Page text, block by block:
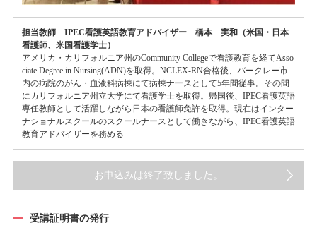
担当教師 IPEC看護英語教育アドバイザー 橋本 実和（米国・日本
看護師、米国看護学士）
アメリカ・カリフォルニア州のCommunity Collegeで看護教育を経てAsso
ciate Degree in Nursing(ADN)を取得。NCLEX-RN合格後、バークレー市
内の病院のがん・血液科病棟にて病棟ナースとして5年間従事。その間
にカリフォルニア州立大学にて看護学士を取得。帰国後、IPEC看護英語
専任教師として活躍しながら日本の看護師免許を取得。現在はインター
ナショナルスクールのスクールナースとして働きながら、IPEC看護英語
教育アドバイザーを務める
お申込みは終了致しました。
受講証明書の発行